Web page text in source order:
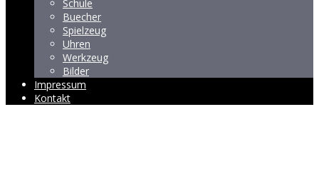
Schule
Buecher
Spielzeug
Uhren
Werkzeug
Bilder
Impressum
Kontakt